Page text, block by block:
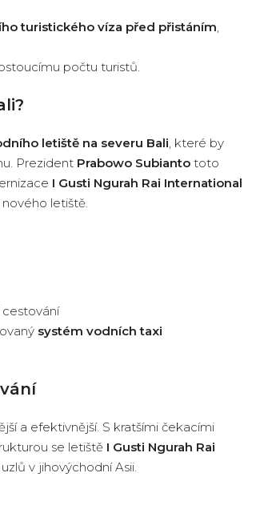
turistického víza před přistáním
počtu turistů.
letiště na severu Bali , které by
Prezident Prabowo Subianto toto
I Gusti Ngurah Rai International
letiště.
systém vodních taxi
a efektivnější. S kratšími čekacími
se letiště I Gusti Ngurah Rai
v jihovýchodní Asii.